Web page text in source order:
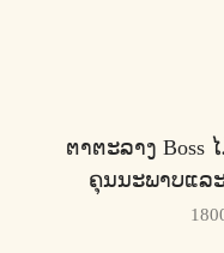
ຕາຕະລາງ Boss
ຄຸນນະພາບແລ